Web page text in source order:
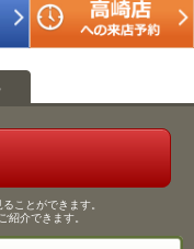
ることができます。
紹介できます。